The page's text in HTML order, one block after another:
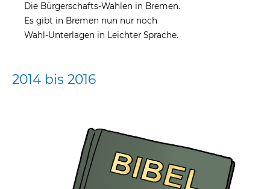
Die Bürgerschafts-Wahlen in Bremen.
Es gibt in Bremen nun nur noch
Wahl-Unterlagen in Leichter Sprache.
2014 bis 2016